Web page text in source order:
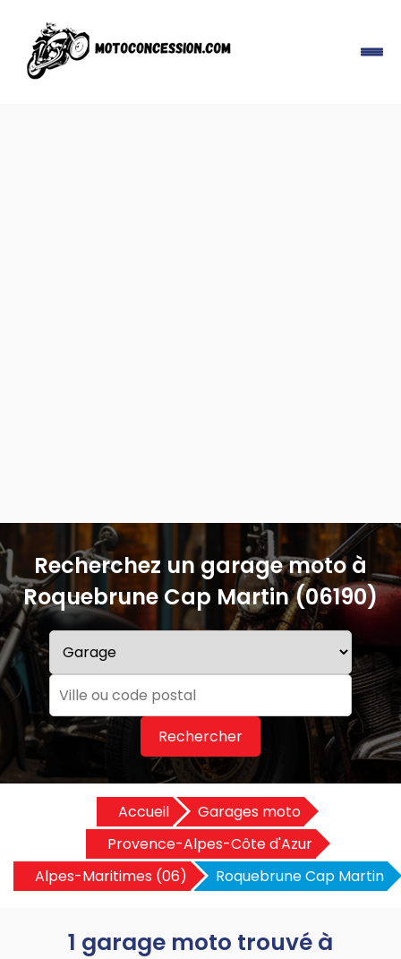
Recherchez un garage moto à
Roquebrune Cap Martin (06190)
Rechercher
Accueil
Garages moto
Provence-Alpes-Côte d'Azur
Alpes-Maritimes (06)
Roquebrune Cap Martin
1 garage moto trouvé à